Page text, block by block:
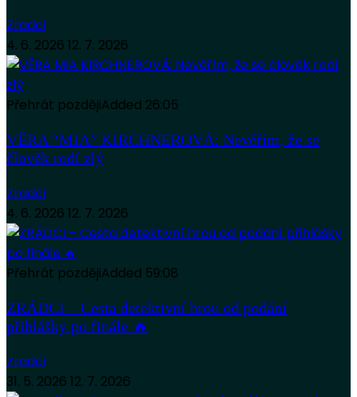
Zradci
4. 6. 2026 12. 7. 2026
Přehrát pozdějiAdded 26:05
VĚRA “MIA” KIRCHNEROVÁ: Nevěřím, že se
člověk rodí zlý
Zradci
4. 6. 2026 12. 7. 2026
Přehrát pozdějiAdded 59:08
ZRÁDCI – Cesta detektivní hrou od podání
přihlášky po finále 🔥
Zradci
31. 5. 2026 12. 7. 2026